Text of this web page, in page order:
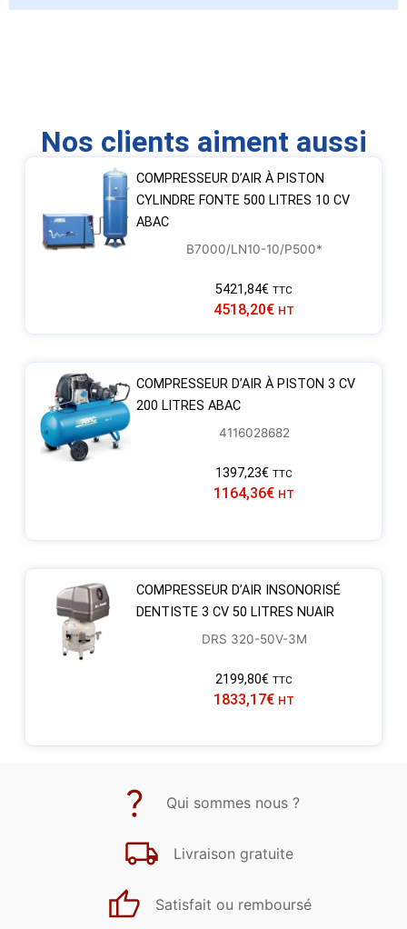
Nos clients aiment aussi
COMPRESSEUR D’AIR À PISTON
CYLINDRE FONTE 500 LITRES 10 CV
ABAC
B7000/LN10-10/P500*
5421,84€ TTC
4518,20€ HT
COMPRESSEUR D’AIR À PISTON 3 CV
200 LITRES ABAC
4116028682
1397,23€ TTC
1164,36€ HT
COMPRESSEUR D’AIR INSONORISÉ
DENTISTE 3 CV 50 LITRES NUAIR
DRS 320-50V-3M
2199,80€ TTC
1833,17€ HT
Qui sommes nous ?
Livraison gratuite
Satisfait ou remboursé